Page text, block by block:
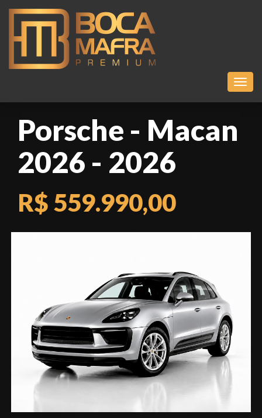
Porsche - Macan
2026 - 2026
R$ 559.990,00